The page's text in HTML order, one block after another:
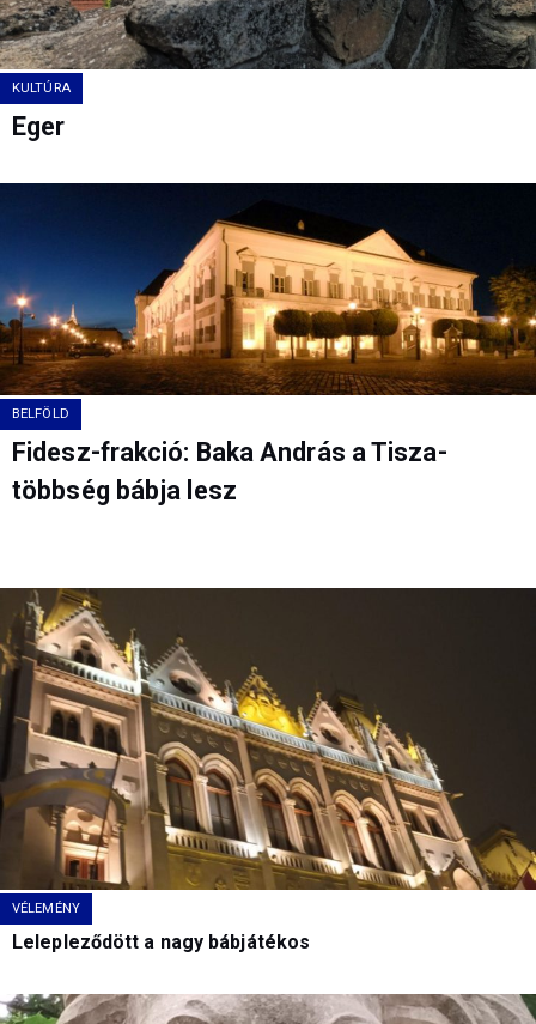
KULTÚRA
Eger
BELFÖLD
Fidesz-frakció: Baka András a Tisza-
többség bábja lesz
VÉLEMÉNY
Lelepleződött a nagy bábjátékos